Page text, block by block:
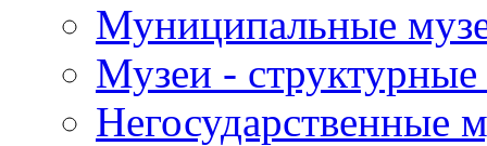
Муниципальные
Музеи - структурные
Негосударственные